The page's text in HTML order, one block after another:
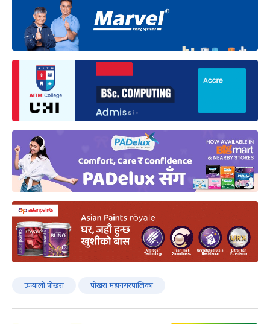
उज्यालो पोखरा पोखरा महानगरपालिका